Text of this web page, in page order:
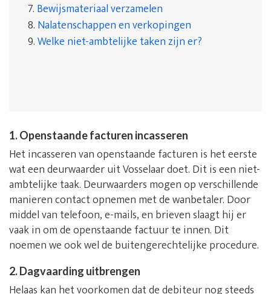
7. Bewijsmateriaal verzamelen
8. Nalatenschappen en verkopingen
9.Welke niet-ambtelijke taken zijn er?
1. Openstaande facturen incasseren
Het incasseren van openstaande facturen is het eerste
wat een deurwaarder uit Vosselaar doet. Dit is een niet-
ambtelijke taak. Deurwaarders mogen op verschillende
manieren contact opnemen met de wanbetaler. Door
middel van telefoon, e-mails, en brieven slaagt hij er
vaak in om de openstaande factuur te innen. Dit
noemen we ook wel de buitengerechtelijke procedure.
2. Dagvaarding uitbrengen